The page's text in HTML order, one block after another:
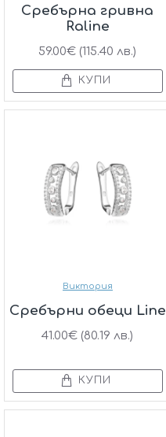
Сребърнa гривна
Raline
59.00€ (115.40 лв.)
КУПИ
Виктория
Сребърни обеци Line
41.00€ (80.19 лв.)
КУПИ